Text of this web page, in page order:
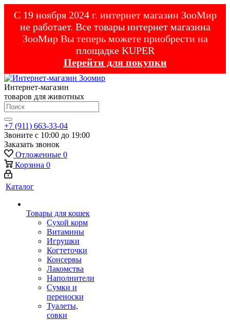
С 19 ноября 2024 г. интернет магазин ЗооМир
не работает. Все товары интернет магазина
ЗооМир Вы теперь можете приобрести на
площадке KUPER
Перейти для покупки
Интернет-магазин
товаров для животных
+7 (911) 663-33-04
Звоните с 10:00 до 19:00
Заказать звонок
Отложенные 0
Корзина 0
Каталог
Товары для кошек
Cухой корм
Витамины
Игрушки
Когтеточки
Консервы
Лакомства
Наполнители
Сумки и
переноски
Туалеты,
совки